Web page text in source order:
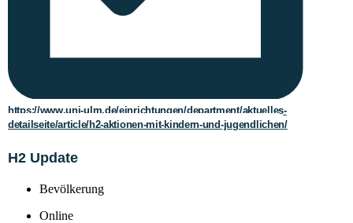
https://www.uni-ulm.de/einrichtungen/department/aktuelles-
detailseite/article/h2-aktionen-mit-kindern-und-jugendlichen/
H2 Update
Bevölkerung
Online